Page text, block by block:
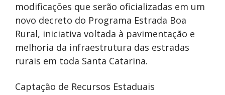
modificações que serão oficializadas em um
novo decreto do Programa Estrada Boa
Rural, iniciativa voltada à pavimentação e
melhoria da infraestrutura das estradas
rurais em toda Santa Catarina.
Captação de Recursos Estaduais